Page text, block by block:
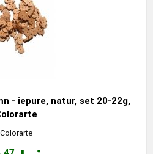
- iepure, natur, set 20-22g,
Colorarte